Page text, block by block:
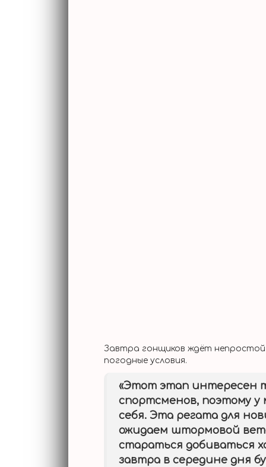
Завтра гонщиков ждёт
погодные условия.
«Этот этап интересен
спортсменов, поэтому у
себя. Эта регата для
ожидаем штормовой
стараться добиваться
завтра в середине дня